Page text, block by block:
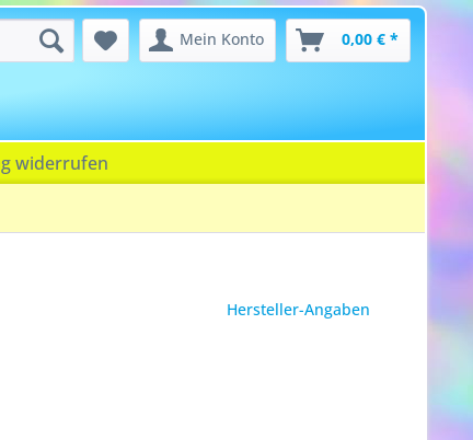
Mein Konto 0,00 € *
widerrufen
Hersteller-Angaben